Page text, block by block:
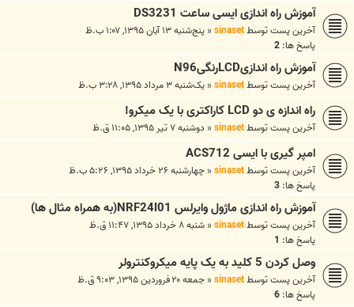
آموزش راه اندازی ایسی ساعت DS3231
آخرین پست توسطsinaset
« پنج‌شنبه ۱۳ آبان ۱۳۹۵, ۱:۰۷ ب.ظ
پاسخ ها: 2
آموزش راه اندازیLCDرنگیN96
آخرین پست توسطsinaset
« یک‌شنبه ۳ مرداد ۱۳۹۵, ۳:۲۸ ب.ظ
راه اندازه ی دو LCD کاراکتری با یک میکرو!
آخرین پست توسطsinaset
« دوشنبه ۷ تیر ۱۳۹۵, ۱۱:۰۵ ق.ظ
امپر گیری با ایسی ACS712
آخرین پست توسطsinaset
« چهارشنبه ۲۶ خرداد ۱۳۹۵, ۵:۲۶ ب.ظ
پاسخ ها: 3
آموزش راه اندازی ماژول وایرلس NRF24l01(به همراه مثال ها)
آخرین پست توسطsinaset
« شنبه ۸ خرداد ۱۳۹۵, ۱۱:۴۷ ق.ظ
پاسخ ها: 1
وصل کردن 5 کلید به یک پایه میکروکنترولر
آخرین پست توسطsinaset
« جمعه ۲۰ فروردین ۱۳۹۵, ۹:۰۳ ق.ظ
پاسخ ها: 6